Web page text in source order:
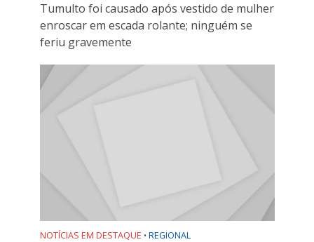
Tumulto foi causado após vestido de mulher
enroscar em escada rolante; ninguém se
feriu gravemente
NOTÍCIAS EM DESTAQUE • REGIONAL